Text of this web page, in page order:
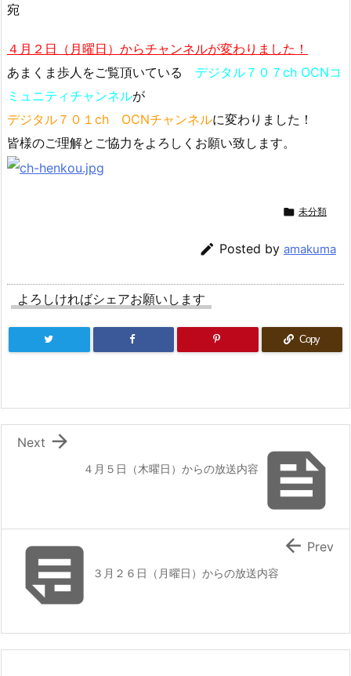
宛
４月２日（月曜日）からチャンネルが変わりました！
あまくま歩人をご覧頂いている デジタル７０７ch OCNコ
ミュニティチャンネルが
デジタル７０１ch OCNチャンネルに変わりました！
皆様のご理解とご協力をよろしくお願い致します。
 未分類
 Posted by amakuma
よろしければシェアお願いします
Copy

４月５日（木曜日）からの放送内容

Next
 ３月２６日（月曜日）からの放送内容
 Prev